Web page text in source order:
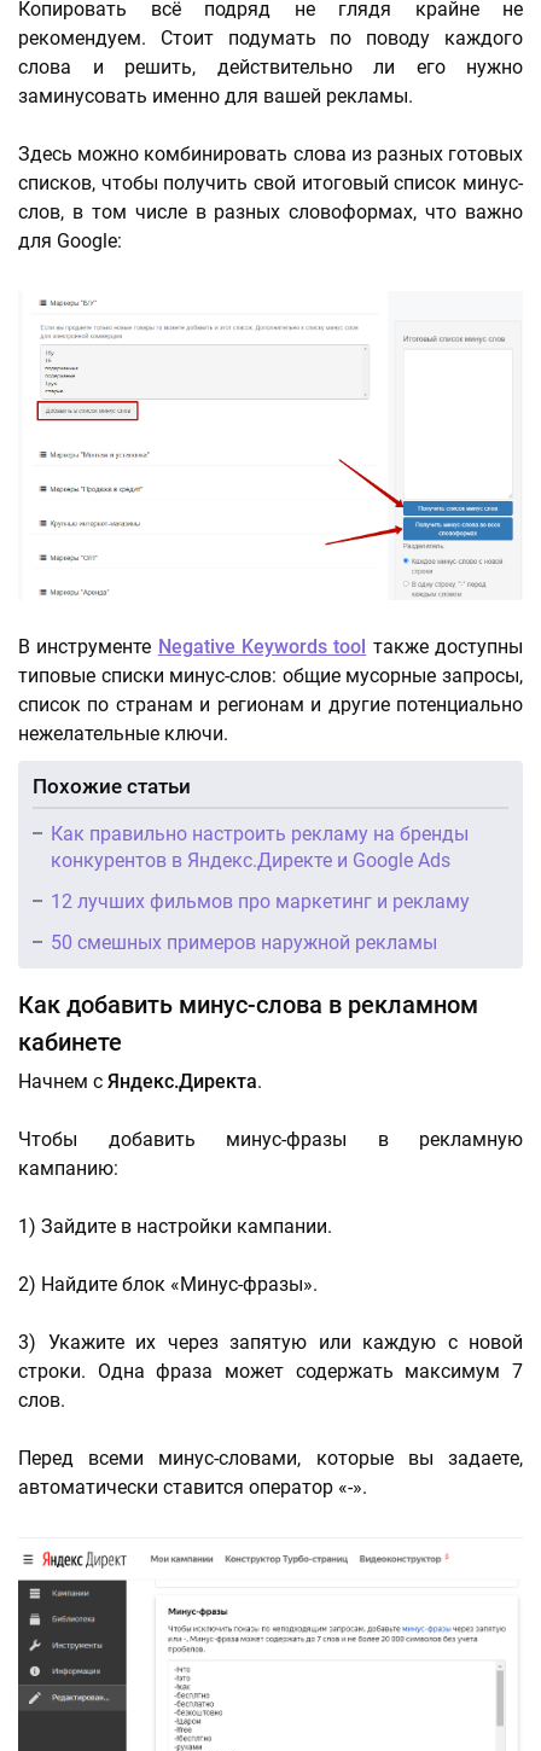
Копировать всё подряд не глядя крайне не
рекомендуем. Стоит подумать по поводу каждого
слова и решить, действительно ли его нужно
заминусовать именно для вашей рекламы.
Здесь можно комбинировать слова из разных готовых
списков, чтобы получить свой итоговый список минус-
слов, в том числе в разных словоформах, что важно
для Google:
В инструменте Negative Keywords tool также доступны
типовые списки минус-слов: общие мусорные запросы,
список по странам и регионам и другие потенциально
нежелательные ключи.
Похожие статьи
Как правильно настроить рекламу на бренды
конкурентов в Яндекс.Директе и Google Ads
12 лучших фильмов про маркетинг и рекламу
50 смешных примеров наружной рекламы
Как добавить минус-слова в рекламном
кабинете
Начнем с Яндекс.Директа.
Чтобы добавить минус-фразы в рекламную
кампанию:
1) Зайдите в настройки кампании.
2) Найдите блок «Минус-фразы».
3) Укажите их через запятую или каждую с новой
строки. Одна фраза может содержать максимум 7
слов.
Перед всеми минус-словами, которые вы задаете,
автоматически ставится оператор «-».